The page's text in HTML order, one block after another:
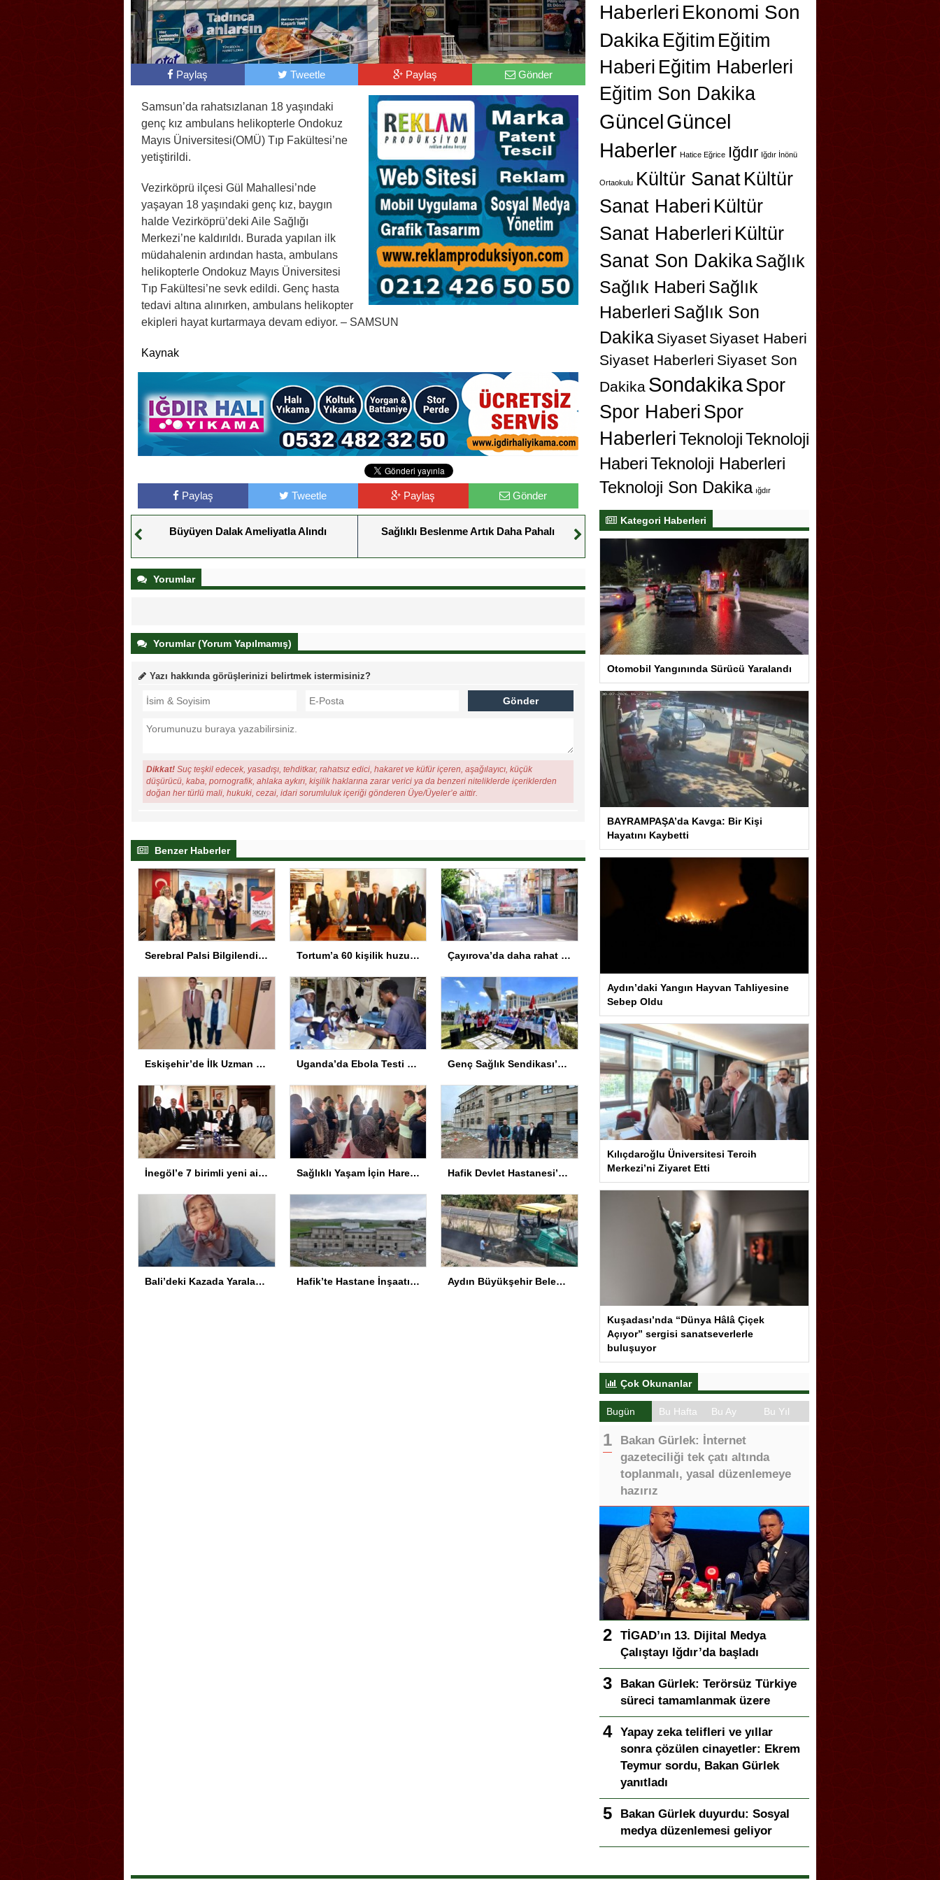
Paylaş Tweetle Paylaş Gönder
Samsun’da rahatsızlanan 18 yaşındaki
genç kız ambulans helikopterle Ondokuz
Mayıs Üniversitesi(OMÜ) Tıp Fakültesi’ne
yetiştirildi.
Vezirköprü ilçesi Gül Mahallesi’nde
yaşayan 18 yaşındaki genç kız, baygın
halde Vezirköprü’deki Aile Sağlığı
Merkezi’ne kaldırıldı. Burada yapılan ilk
müdahalenin ardından hasta, ambulans
helikopterle Ondokuz Mayıs Üniversitesi
Tıp Fakültesi’ne sevk edildi. Genç hasta
tedavi altına alınırken, ambulans helikopter
ekipleri hayat kurtarmaya devam ediyor. – SAMSUN
Kaynak
Paylaş Tweetle Paylaş Gönder
Büyüyen Dalak Ameliyatla Alındı Sağlıklı Beslenme Artık Daha Pahalı
Yorumlar
Yorumlar (Yorum Yapılmamış)
Yazı hakkında görüşlerinizi belirtmek istermisiniz?
Dikkat! Suç teşkil edecek, yasadışı, tehditkar, rahatsız edici, hakaret ve küfür içeren, aşağılayıcı, küçük
düşürücü, kaba, pornografik, ahlaka aykırı, kişilik haklarına zarar verici ya da benzeri niteliklerde içeriklerden
doğan her türlü mali, hukuki, cezai, idari sorumluluk içeriği gönderen Üye/Üyeler’e aittir.
Benzer Haberler
Serebral Palsi Bilgilendirme Semineri Eskişehir’de Yapıldı Tortum’a 60 kişilik huzurevi müjdesi Çayırova’da daha rahat bir yaz için vektörle mücadeleye hız verildi
Eskişehir’de İlk Uzman Hekim Uganda’da Ebola Testi Zorunluluğu Kaldırıldı Genç Sağlık Sendikası’ndan Ek Kontenjan Çağrısı
İnegöl’e 7 birimli yeni aile sağlığı merkezi için protokol imzalandı Sağlıklı Yaşam İçin Hareket Yaşı Testleri Hafik Devlet Hastanesi’nde İnşaat Tamamlanıyor
Bali’deki Kazada Yaralanan Genç Türkiye’ye Getirildi Hafik’te Hastane İnşaatı Yüzde 87 Tamamlandı Aydın Büyükşehir Belediyesi, Şehir Hastanesi yolunda çalışmalarını sürdürüyor
Haberleri Ekonomi Son
Dakika Eğitim Eğitim
Haberi Eğitim Haberleri
Eğitim Son Dakika
GüncelGüncel
Haberler Hatice Eğrice Iğdır Iğdır İnönü
Ortaokulu Kültür SanatKültür
Sanat Haberi Kültür
Sanat Haberleri Kültür
Sanat Son DakikaSağlık
Sağlık Haberi Sağlık
Haberleri Sağlık Son
Dakika Siyaset Siyaset Haberi
Siyaset Haberleri Siyaset Son
Dakika SondakikaSpor
Spor Haberi Spor
HaberleriTeknolojiTeknoloji
HaberiTeknoloji Haberleri
Teknoloji Son Dakika ığdır
Kategori Haberleri
Otomobil Yangınında Sürücü Yaralandı
BAYRAMPAŞA’da Kavga: Bir Kişi
Hayatını Kaybetti
Aydın’daki Yangın Hayvan Tahliyesine
Sebep Oldu
Kılıçdaroğlu Üniversitesi Tercih
Merkezi’ni Ziyaret Etti
Kuşadası’nda “Dünya Hâlâ Çiçek
Açıyor” sergisi sanatseverlerle
buluşuyor
Çok Okunanlar
Bugün Bu Hafta Bu Ay Bu Yıl
Bakan Gürlek: İnternet
gazeteciliği tek çatı altında
toplanmalı, yasal düzenlemeye
hazırız
TİGAD’ın 13. Dijital Medya
Çalıştayı Iğdır’da başladı
Bakan Gürlek: Terörsüz Türkiye
süreci tamamlanmak üzere
Yapay zeka telifleri ve yıllar
sonra çözülen cinayetler: Ekrem
Teymur sordu, Bakan Gürlek
yanıtladı
Bakan Gürlek duyurdu: Sosyal
medya düzenlemesi geliyor